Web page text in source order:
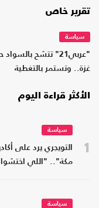
تقرير خاص
سياسة
"عربي21" تتشح
غزة.. وتستمر بالتغطية
الأكثر قراءة اليوم
1
سياسة
التويجري يرد على
مكة".. "اللي اختشوا
سياسة